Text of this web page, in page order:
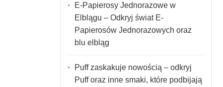
E-Papierosy Jednorazowe w
Elblągu – Odkryj świat E-
Papierosów Jednorazowych oraz
blu elbląg
Puff zaskakuje nowością – odkryj
Puff oraz inne smaki, które podbijają